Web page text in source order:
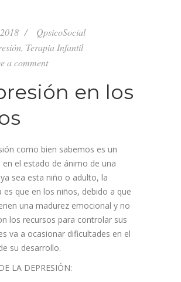
QpsicoSocial
, Terapia Infantil
a comment
en los
como bien sabemos es un
el estado de ánimo de una
sea esta niño o adulto, la
es que en los niños, debido a que
una madurez emocional y no
los recursos para controlar sus
va a ocasionar dificultades en el
su desarrollo.
LA DEPRESIÓN: